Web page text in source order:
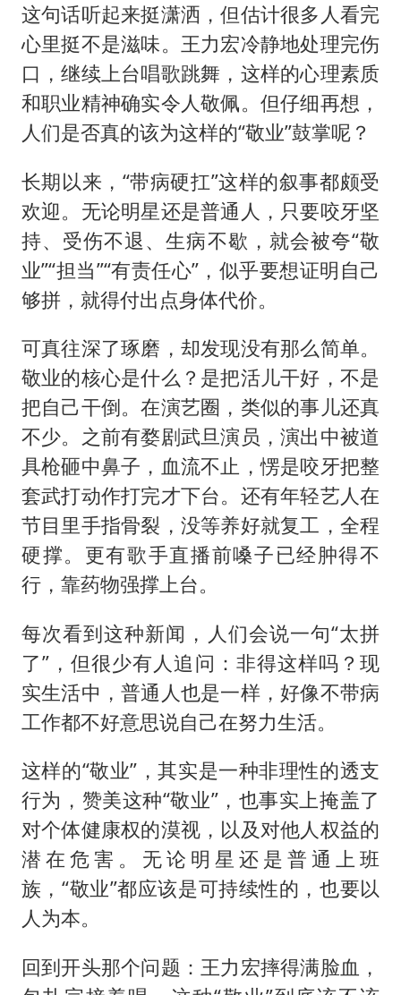
这句话听起来挺潇洒，但估计很多人看完
心里挺不是滋味。王力宏冷静地处理完伤
口，继续上台唱歌跳舞，这样的心理素质
和职业精神确实令人敬佩。但仔细再想，
人们是否真的该为这样的“敬业”鼓掌呢？
长期以来，“带病硬扛”这样的叙事都颇受
欢迎。无论明星还是普通人，只要咬牙坚
持、受伤不退、生病不歇，就会被夸“敬
业”“担当”“有责任心”，似乎要想证明自己
够拼，就得付出点身体代价。
可真往深了琢磨，却发现没有那么简单。
敬业的核心是什么？是把活儿干好，不是
把自己干倒。在演艺圈，类似的事儿还真
不少。之前有婺剧武旦演员，演出中被道
具枪砸中鼻子，血流不止，愣是咬牙把整
套武打动作打完才下台。还有年轻艺人在
节目里手指骨裂，没等养好就复工，全程
硬撑。更有歌手直播前嗓子已经肿得不
行，靠药物强撑上台。
每次看到这种新闻，人们会说一句“太拼
了”，但很少有人追问：非得这样吗？现
实生活中，普通人也是一样，好像不带病
工作都不好意思说自己在努力生活。
这样的“敬业”，其实是一种非理性的透支
行为，赞美这种“敬业”，也事实上掩盖了
对个体健康权的漠视，以及对他人权益的
潜在危害。无论明星还是普通上班
族，“敬业”都应该是可持续性的，也要以
人为本。
回到开头那个问题：王力宏摔得满脸血，